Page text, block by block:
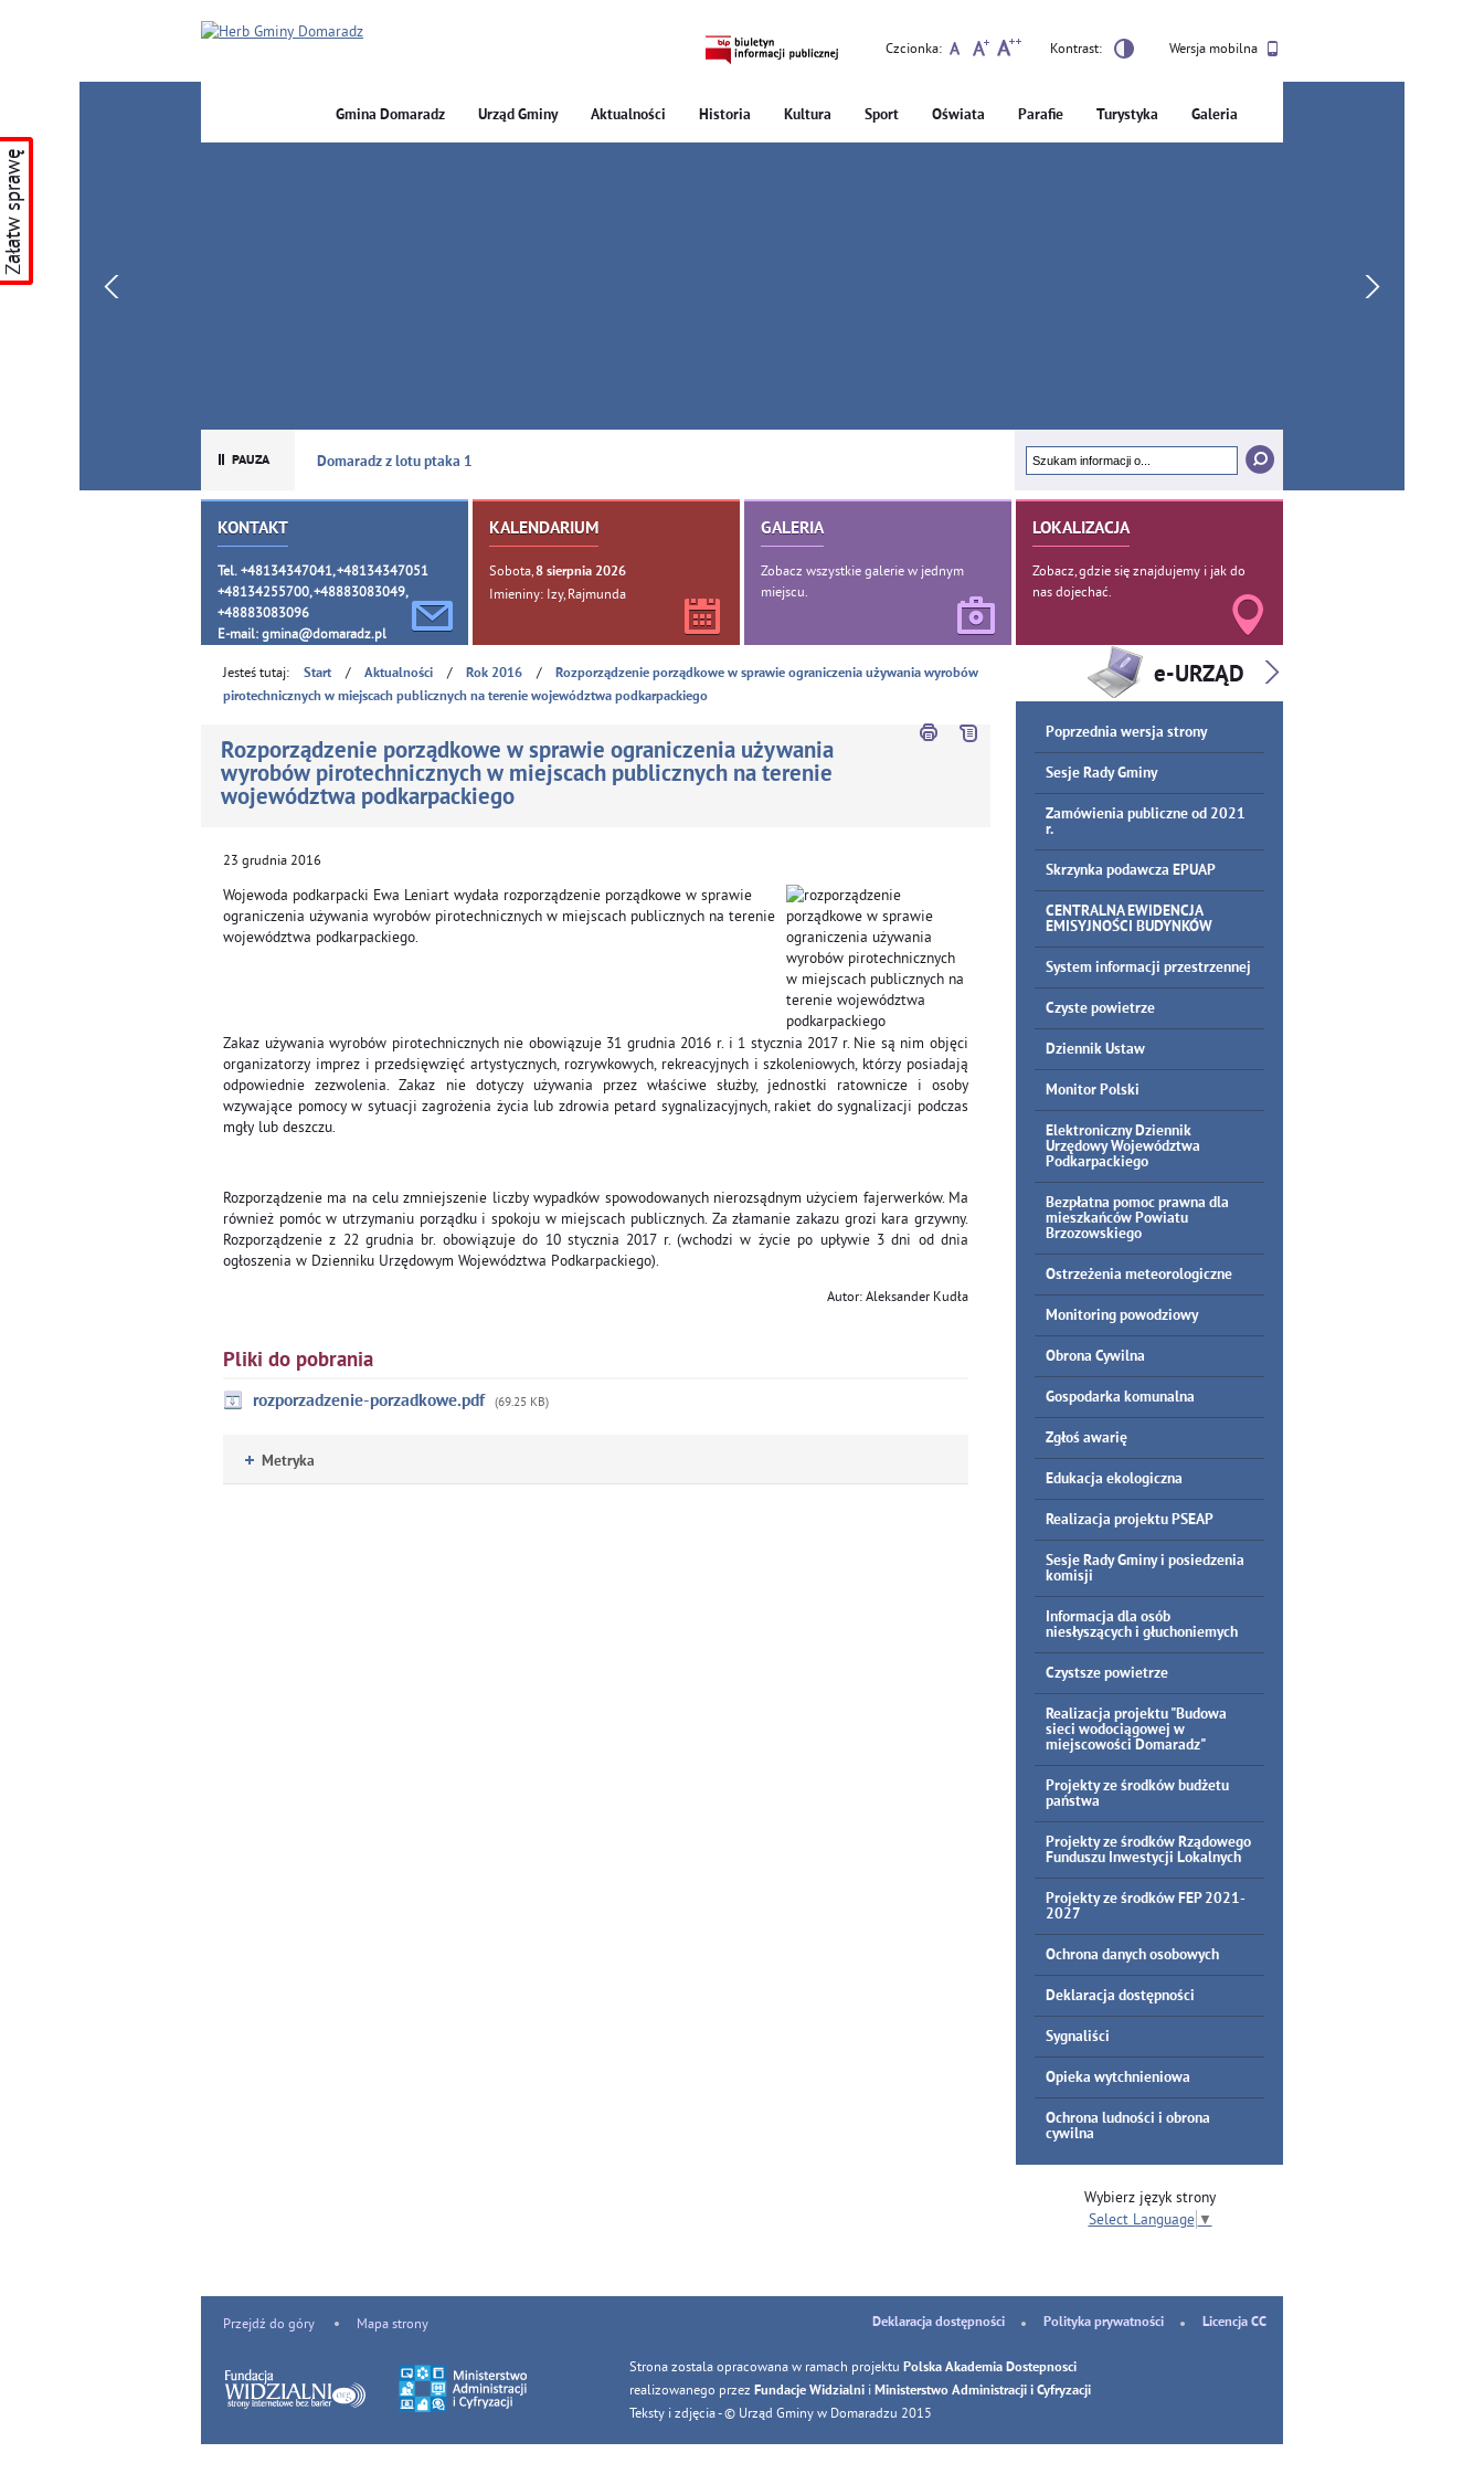
Wersja mobilna
Czcionka: Kontrast:
Gmina Domaradz Urząd Gminy Aktualności Historia Kultura Sport Oświata Parafie Turystyka Galeria
Domaradz z lotu ptaka 1
KONTAKT
Tel. +48134347041, +48134347051
+48134255700, +48883083049,
+48883083096
E-mail: gmina@domaradz.pl
KALENDARIUM
Sobota, 8sierpnia 2026
Imieniny: Izy, Rajmunda
GALERIA
Zobacz wszystkie galerie w jednym
miejscu.
LOKALIZACJA
Zobacz, gdzie się znajdujemy i jak do
nas dojechać.
Załatw sprawę
Jesteś tutaj: Start / Aktualności / Rok 2016 /
Rozporządzenie porządkowe w sprawie ograniczenia używania wyrobów
pirotechnicznych w miejscach publicznych na terenie województwa podkarpackiego
Rozporządzenie porządkowe w sprawie ograniczenia używania
wyrobów pirotechnicznych w miejscach publicznych na terenie
województwa podkarpackiego
23 grudnia 2016
Wojewoda podkarpacki Ewa Leniart wydała rozporządzenie porządkowe w sprawie
ograniczenia używania wyrobów pirotechnicznych w miejscach publicznych na terenie
województwa podkarpackiego.
Zakaz używania wyrobów pirotechnicznych nie obowiązuje 31 grudnia 2016 r. i 1 stycznia 2017 r. Nie są nim objęci
organizatorzy imprez i przedsięwzięć artystycznych, rozrywkowych, rekreacyjnych i szkoleniowych, którzy posiadają
odpowiednie zezwolenia. Zakaz nie dotyczy używania przez właściwe służby, jednostki ratownicze i osoby
wzywające pomocy w sytuacji zagrożenia życia lub zdrowia petard sygnalizacyjnych, rakiet do sygnalizacji podczas
mgły lub deszczu.
Rozporządzenie ma na celu zmniejszenie liczby wypadków spowodowanych nierozsądnym użyciem fajerwerków. Ma
również pomóc w utrzymaniu porządku i spokoju w miejscach publicznych. Za złamanie zakazu grozi kara grzywny.
Rozporządzenie z 22 grudnia br. obowiązuje do 10 stycznia 2017 r. (wchodzi w życie po upływie 3 dni od dnia
ogłoszenia w Dzienniku Urzędowym Województwa Podkarpackiego).
Autor: Aleksander Kudła
Pliki do pobrania
rozporzadzenie-porzadkowe.pdf (69.25 KB)
Metryka
Poprzednia wersja strony
Sesje Rady Gminy
Zamówienia publiczne od 2021
r.
Skrzynka podawcza EPUAP
CENTRALNA EWIDENCJA
EMISYJNOŚCI BUDYNKÓW
System informacji przestrzennej
Czyste powietrze
Dziennik Ustaw
Monitor Polski
Elektroniczny Dziennik
Urzędowy Województwa
Podkarpackiego
Bezpłatna pomoc prawna dla
mieszkańców Powiatu
Brzozowskiego
Ostrzeżenia meteorologiczne
Monitoring powodziowy
Obrona Cywilna
Gospodarka komunalna
Zgłoś awarię
Edukacja ekologiczna
Realizacja projektu PSEAP
Sesje Rady Gminy i posiedzenia
komisji
Informacja dla osób
niesłyszących i głuchoniemych
Czystsze powietrze
Realizacja projektu "Budowa
sieci wodociągowej w
miejscowości Domaradz"
Projekty ze środków budżetu
państwa
Projekty ze środków Rządowego
Funduszu Inwestycji Lokalnych
Projekty ze środków FEP 2021-
2027
Ochrona danych osobowych
Deklaracja dostępności
Sygnaliści
Opieka wytchnieniowa
Ochrona ludności i obrona
cywilna
Wybierz język strony
Select Language ▼
Przejdź do góry Mapa strony Deklaracja dostępności Polityka prywatności Licencja CC
Strona zostala opracowana w ramach projektu Polska Akademia Dostepnosci
realizowanego przez Fundacje Widzialni i Ministerstwo Administracji i Cyfryzacji
Teksty i zdjęcia - © Urząd Gminy w Domaradzu 2015